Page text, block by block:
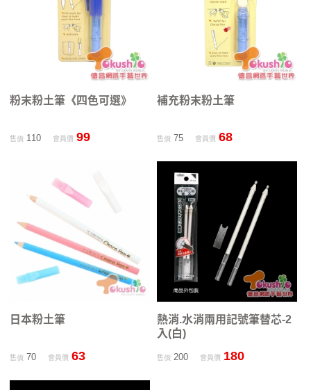
粉末粉土筆《四色可選》
售價110 會員價 99
補充粉末粉土筆
售價 75 會員價 68
日本粉土筆
售價70 會員價 63
熱消.水消兩用記號筆替芯-2
入(白)
售價 200 會員價 180